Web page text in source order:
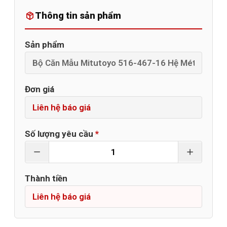
Thông tin sản phẩm
Sản phẩm
Đơn giá
Số lượng yêu cầu *
Thành tiền